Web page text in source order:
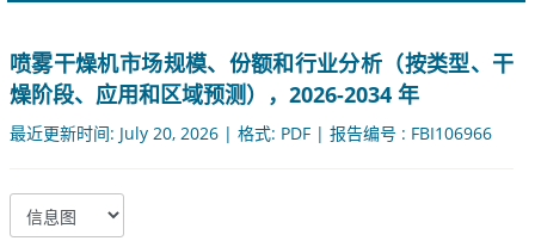
喷雾干燥机市场规模、份额和行业分析（按类型、干
燥阶段、应用和区域预测），2026-2034 年
最近更新时间: July 20, 2026 | 格式: PDF | 报告编号 : FBI106966